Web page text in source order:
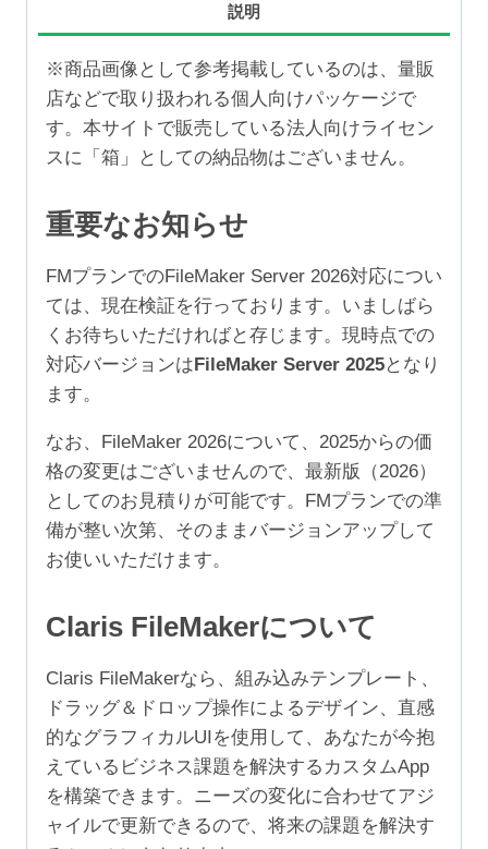
ト
ラ
イ
セ
ン
新
規
5
年
（500-
999
ユ
ザ）
個
説明
※商品画像として参考掲載しているのは、量販
店などで取り扱われる個人向けパッケージで
す。本サイトで販売している法人向けライセン
スに「箱」としての納品物はございません。
重要なお知らせ
FMプランでのFileMaker Server 2026対応につい
ては、現在検証を行っております。いましばら
くお待ちいただければと存じます。現時点での
対応バージョンは FileMaker Server 2025となり
ます。
なお、FileMaker 2026について、2025からの価
格の変更はございませんので、最新版（2026）
としてのお見積りが可能です。FMプランでの準
備が整い次第、そのままバージョンアップして
お使いいただけます。
Claris FileMakerについて
Claris FileMakerなら、組み込みテンプレート、
ドラッグ＆ドロップ操作によるデザイン、直感
的なグラフィカルUIを使用して、あなたが今抱
えているビジネス課題を解決するカスタムApp
を構築できます。ニーズの変化に合わせてアジ
ャイルで更新できるので、将来の課題を解決す